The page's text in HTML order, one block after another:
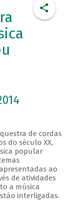
de cordas
do século XX,
popular
ao
de atividades
a música
interligadas.